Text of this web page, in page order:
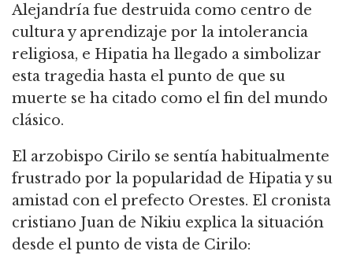
Alejandría fue destruida como centro de
cultura y aprendizaje por la intolerancia
religiosa, e Hipatia ha llegado a simbolizar
esta tragedia hasta el punto de que su
muerte se ha citado como el fin del mundo
clásico.
El arzobispo Cirilo se sentía habitualmente
frustrado por la popularidad de Hipatia y su
amistad con el prefecto Orestes. El cronista
cristiano Juan de Nikiu explica la situación
desde el punto de vista de Cirilo: